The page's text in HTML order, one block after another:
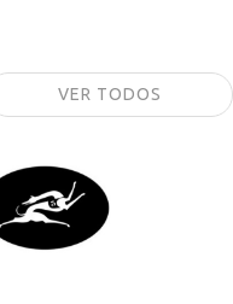
VER TODOS